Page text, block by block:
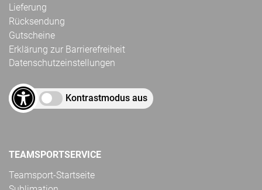
Lieferung
Rücksendung
Gutscheine
Erklärung zur Barrierefreiheit
Datenschutzeinstellungen
Kontrastmodus aus
TEAMSPORTSERVICE
Teamsport-Startseite